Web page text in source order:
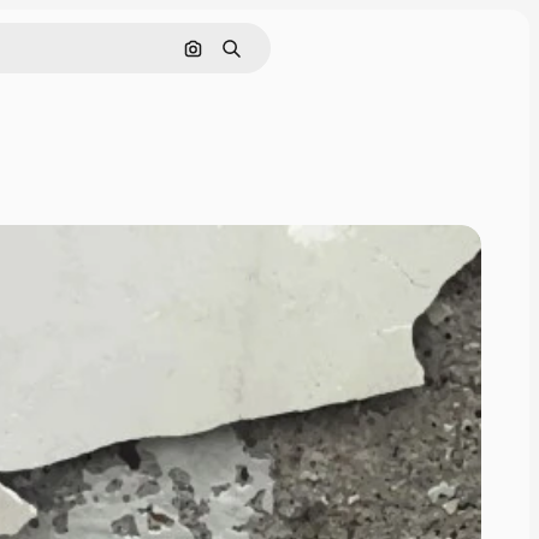
画像で検索
検索